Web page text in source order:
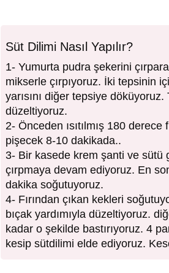
Süt Dilimi Nasıl Yapılır?
1- Yumurta pudra şekerini
mikserle çırpıyoruz. İki tepsinin
yarısını diğer tepsiye
düzeltiyoruz.
2- Önceden ısıtılmış 180
pişecek 8-10 dakikada..
3- Bir kasede krem şanti ve sütü
çırpmaya devam ediyoruz. En
dakika soğutuyoruz.
4- Fırından çıkan kekleri
bıçak yardımıyla düzeltiyoruz.
kadar o şekilde bastırıyoruz. 4
kesip sütdilimi elde ediyoruz.